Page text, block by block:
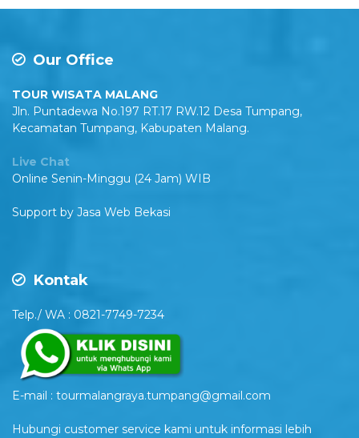
Our Office
TOUR WISATA MALANG
Jln. Puntadewa No.197 RT.17 RW.12 Desa Tumpang,
Kecamatan Tumpang, Kabupaten Malang.
Live Chat
Online Senin-Minggu (24 Jam) WIB
Support by Jasa Web Bekasi
Kontak
Telp./ WA : 0821-7749-7234
E-mail : tourmalangraya.tumpang@gmail.com
Hubungi customer service kami untuk informasi lebih